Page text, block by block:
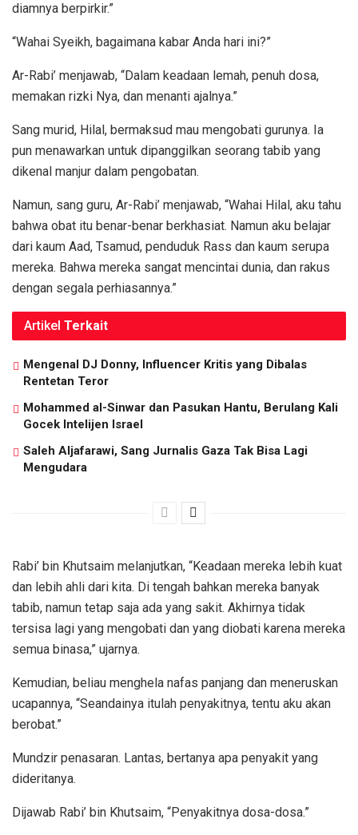
diamnya berpirkir.”
“Wahai Syeikh, bagaimana kabar Anda hari ini?”
Ar-Rabi’ menjawab, “Dalam keadaan lemah, penuh dosa,
memakan rizki Nya, dan menanti ajalnya.”
Sang murid, Hilal, bermaksud mau mengobati gurunya. Ia
pun menawarkan untuk dipanggilkan seorang tabib yang
dikenal manjur dalam pengobatan.
Namun, sang guru, Ar-Rabi’ menjawab, “Wahai Hilal, aku tahu
bahwa obat itu benar-benar berkhasiat. Namun aku belajar
dari kaum Aad, Tsamud, penduduk Rass dan kaum serupa
mereka. Bahwa mereka sangat mencintai dunia, dan rakus
dengan segala perhiasannya.”
Artikel Terkait
Mengenal DJ Donny, Influencer Kritis yang Dibalas
Rentetan Teror
Mohammed al-Sinwar dan Pasukan Hantu, Berulang Kali
Gocek Intelijen Israel
Saleh Aljafarawi, Sang Jurnalis Gaza Tak Bisa Lagi
Mengudara
Rabi’ bin Khutsaim melanjutkan, “Keadaan mereka lebih kuat
dan lebih ahli dari kita. Di tengah bahkan mereka banyak
tabib, namun tetap saja ada yang sakit. Akhirnya tidak
tersisa lagi yang mengobati dan yang diobati karena mereka
semua binasa,” ujarnya.
Kemudian, beliau menghela nafas panjang dan meneruskan
ucapannya, “Seandainya itulah penyakitnya, tentu aku akan
berobat.”
Mundzir penasaran. Lantas, bertanya apa penyakit yang
dideritanya.
Dijawab Rabi’ bin Khutsaim, “Penyakitnya dosa-dosa.”